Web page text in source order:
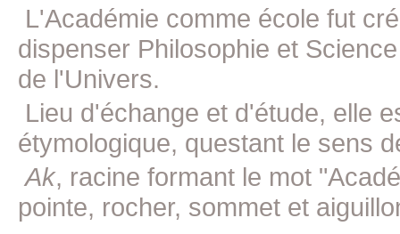
L'Académie comme école fut
dispenser Philosophie et
de l'Univers.
Lieu d'échange et d'étude, elle
étymologique, questant le sens
Ak, racine formant le mot
pointe, rocher, sommet et